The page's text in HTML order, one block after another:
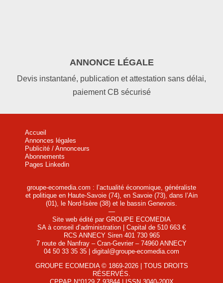
ANNONCE LÉGALE
Devis instantané, publication et attestation sans délai,
paiement CB sécurisé
Accueil
Annonces légales
Publicité / Annonceurs
Abonnements
Pages Linkedin
groupe-ecomedia.com : l’actualité économique, généraliste
et politique en Haute-Savoie (74), en Savoie (73), dans l’Ain
(01), le Nord-Isère (38) et le bassin Genevois.
—
Site web édité par GROUPE ECOMEDIA
SA à conseil d’administration | Capital de 510 663 €
RCS ANNECY Siren 401 730 965
7 route de Nanfray – Cran-Gevrier – 74960 ANNECY
04 50 33 35 35 | digital@groupe-ecomedia.com
GROUPE ECOMEDIA © 1869-2026 | TOUS DROITS
RÉSERVÉS.